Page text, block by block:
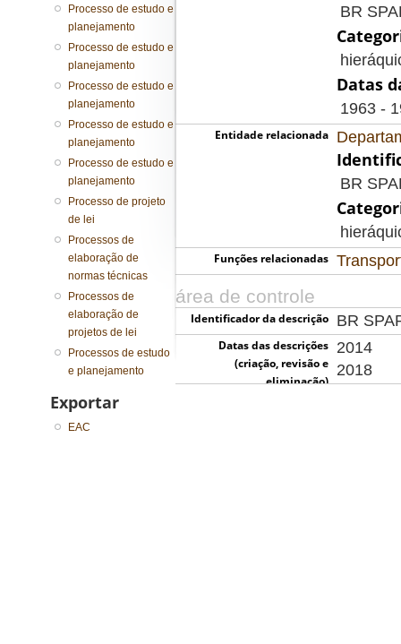
BR
Datas
1963 -
Entidade relacionada
BR
Funções relacionadas
área de controle
Identificador da descrição BR
Datas das descrições
(criação, revisão e
eliminação)
2014
2018
Processo de estudo e
planejamento
Processo de estudo e
planejamento
Processo de estudo e
planejamento
Processo de estudo e
planejamento
Processo de estudo e
planejamento
Processo de projeto
de lei
Processos de
elaboração de
normas técnicas
Processos de
elaboração de
projetos de lei
Processos de estudo
e planejamento
Exportar
EAC